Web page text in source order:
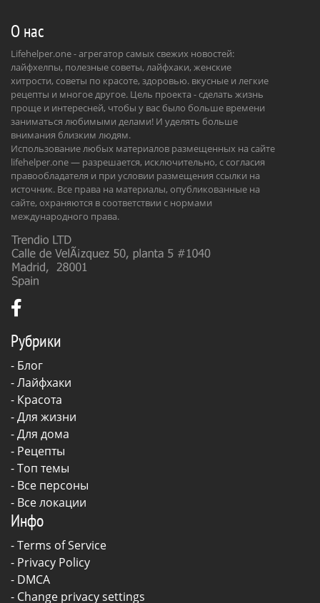
О нас
Lifehelper.one - агрегатор самых свежих новостей:
лайфхелпы, полезные советы, лайфхаки, женские
хитрости, советы по красоте, здоровью. вкусные и легкие
рецепты и многое другое. Цель проекта - сделать жизнь
проще и интересней, чтобы у вас было больше времени
заниматься любимыми делами! И уделять больше
внимания близким людям.
Использование любых материалов размещенных на сайте
lifehelper.one — разрешается, исключительно, с согласия
правообладателя и при условии размещения ссылки на
источник. Все права на материалы, опубликованные на
сайте, охраняются в соответствии с нормами
международного права.
Рубрики
- Блог
-Лайфхаки
- Красота
-Для жизни
-Для дома
- Рецепты
- Топ темы
- Все персоны
- Все локации
Инфо
-Terms of Service
- Privacy Policy
- DMCA
- Change privacy settings